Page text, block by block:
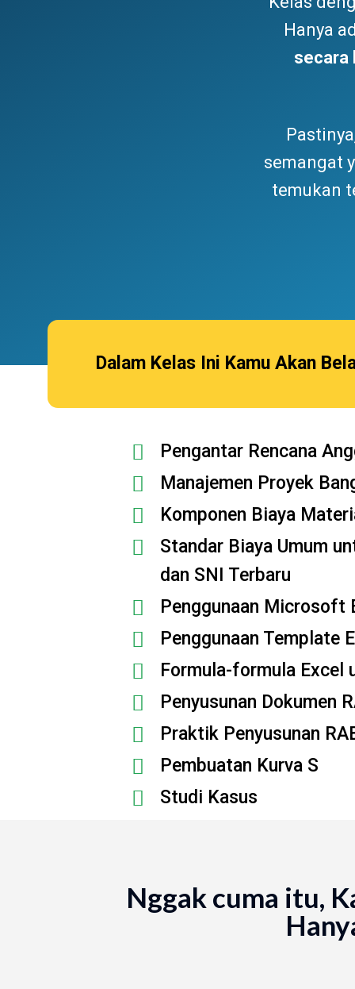
Hanya
secara
semangat
temukan
Dalam Kelas Ini Kamu Akan
Pengantar Rencana
Manajemen Proyek
Komponen Biaya
Standar Biaya Umum
dan SNI Terbaru
Penggunaan Microsoft
Penggunaan Template
Formula-formula Excel
Penyusunan Dokumen
Praktik Penyusunan
Pembuatan Kurva S
Studi Kasus
Nggak cuma itu,